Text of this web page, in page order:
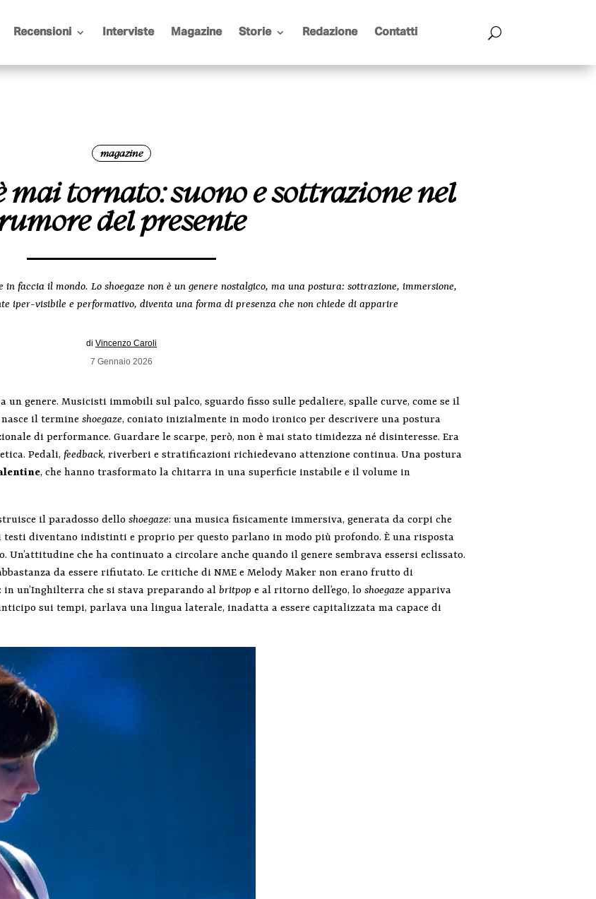
Recensioni Interviste Magazine Storie Redazione Contatti
magazine
mai tornato: suono e sottrazione nel
del presente
in faccia il mondo. Lo shoegaze non è un genere nostalgico, ma una postura: sottrazione, immersione,
iper-visibile e performativo, diventa una forma di presenza che non chiede di apparire
di Vincenzo Caroli
7 Gennaio 2026
un genere. Musicisti immobili sul palco, sguardo fisso sulle pedaliere, spalle curve, come se il
nasce il termineshoegaze, coniato inizialmente in modo ironico per descrivere una postura
di performance. Guardare le scarpe, però, non è mai stato timidezza né disinteresse. Era
Pedali,feedback, riverberi e stratificazioni richiedevano attenzione continua. Una postura
, che hanno trasformato la chitarra in una superficie instabile e il volume in
il paradosso delloshoegaze: una musica fisicamente immersiva, generata da corpi che
testi diventano indistinti e proprio per questo parlano in modo più profondo. È una risposta
che ha continuato a circolare anche quando il genere sembrava essersi eclissato.
da essere rifiutato. Le critiche di NME e Melody Maker non erano frutto di
un’Inghilterra che si stava preparando albritpop e al ritorno dell’ego, loshoegaze appariva
sui tempi, parlava una lingua laterale, inadatta a essere capitalizzata ma capace di